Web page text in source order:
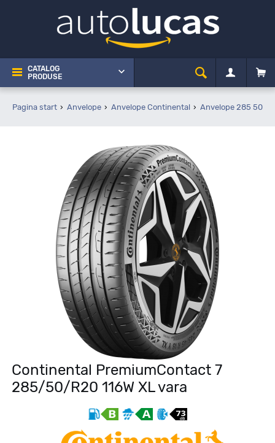
CATALOG
PRODUSE
Pagina start Anvelope Anvelope Continental Anvelope 285 50
Continental PremiumContact 7
285/50/R20 116W XL vara